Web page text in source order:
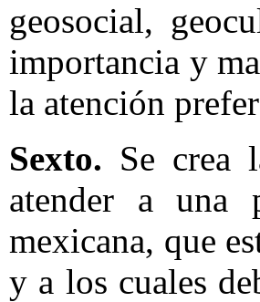
geosocial,
importancia y
la atención
Sexto. Se crea
atender a una
mexicana, que
y a los cuales